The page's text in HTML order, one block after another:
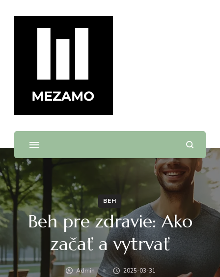
BEH
Beh pre zdravie: Ako
začať a vytrvať
Admin 2025-03-31